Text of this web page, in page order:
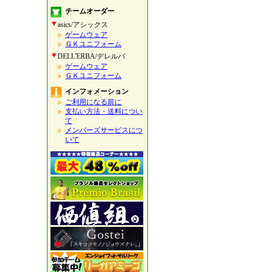
チームオーダー
asics/アシックス
ゲームウェア
ＧＫユニフォーム
DELL'ERBA/デレルバ
ゲームウェア
ＧＫユニフォーム
インフォメーション
ご利用になる前に
支払い方法・送料につい
て
メンバーズサービスにつ
いて